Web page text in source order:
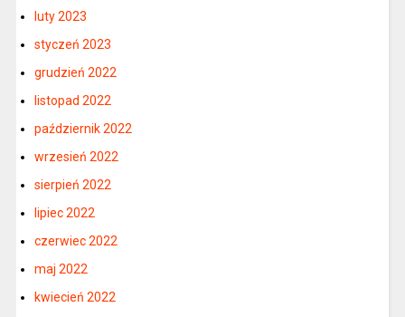
luty 2023
styczeń 2023
grudzień 2022
listopad 2022
październik 2022
wrzesień 2022
sierpień 2022
lipiec 2022
czerwiec 2022
maj 2022
kwiecień 2022